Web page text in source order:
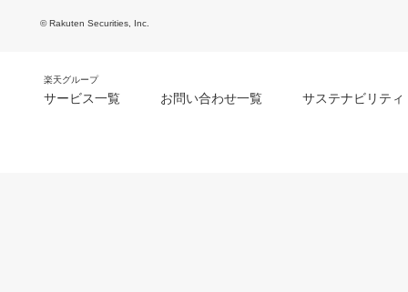
© Rakuten Securities, Inc.
楽天グループ
サービス一覧 お問い合わせ一覧 サステナビリティ